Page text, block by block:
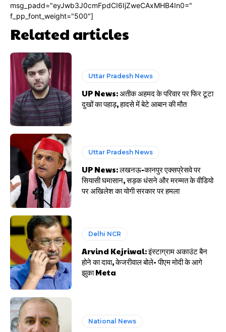
msg_padd="eyJwb3J0cmFpdCI6IjZweCAxMHB4In0="
f_pp_font_weight="500"]
Related articles
Uttar Pradesh News
UP News: अतीक अहमद के परिवार पर फिर टूटा
दुखों का पहाड़, हादसे में बेटे आबान की मौत
Uttar Pradesh News
UP News: लखनऊ-कानपुर एक्सप्रेसवे पर
सियासी घमासान, सड़क धंसने और मरम्मत के वीडियो
पर अखिलेश का योगी सरकार पर हमला
Delhi NCR
Arvind Kejriwal: इंस्टाग्राम अकाउंट बैन
होने का दावा, केजरीवाल बोले- पीएम मोदी के आगे
झुका Meta
National News